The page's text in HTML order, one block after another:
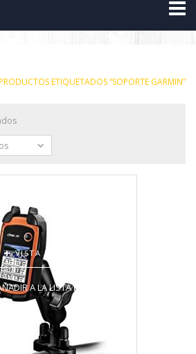
ETIQUETADOS “SOPORTE GARMIN”
VISTA RÁPIDA
A LA LISTA DE DESEOS